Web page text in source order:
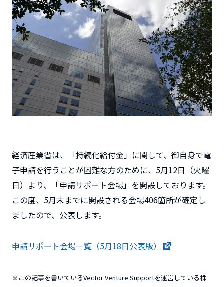
経済産業省は、 「持続化給付金」 に関して、御自身で電
子申請を行うことが困難な方のために、5月12日（火曜
日）より、「申請サポート会場」を開設しております。
この度、5月末までに開設される会場406箇所が確定し
ましたので、公表します。
申請サポート会場一覧（5月18日公表版）
※この記事を書いているVector Venture Supportを運営している株